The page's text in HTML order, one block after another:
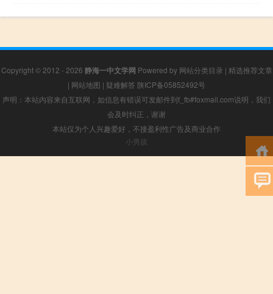
Copyright © 2012 - 2026 静海一中文学网 Powered by 网站分类目录 | 精选推荐文章
| 网站地图 | 疑难解答 陕ICP备05852492号
声明：本站内容来自互联网，如信息有错误可发邮件到f_fb#foxmail.com说明，我们
会及时纠正，谢谢
本站仅为个人兴趣爱好，不接盈利性广告及商业合作
小男孩